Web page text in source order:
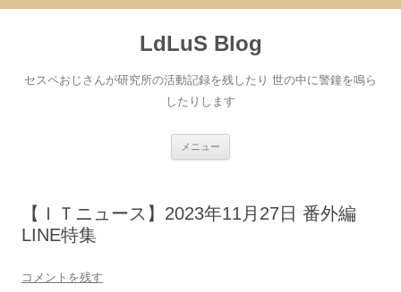
へ
ス
LdLuS Blog
セスペおじさんが研究所の活動記録を残したり 世の中に警鐘を鳴ら
したりします
メニュー
【ＩＴニュース】2023年11月27日 番外編
LINE特集
コメントを残す